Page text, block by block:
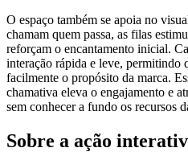
O espaço também se apoia no
chamam quem passa, as filas
reforçam o encantamento inicial.
interação rápida e leve, permitindo
facilmente o propósito da marca.
chamativa eleva o engajamento e
sem conhecer a fundo os recursos
Sobre a ação